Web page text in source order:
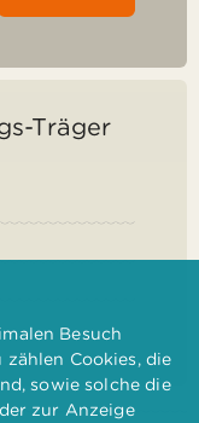
Träger
Besuch
Cookies, die
sowie solche die
zur Anzeige